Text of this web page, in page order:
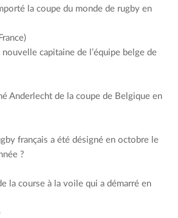
la coupe du monde de rugby en
capitaine de l’équipe belge de
Anderlecht de la coupe de Belgique en
français a été désigné en octobre le
?
la course à la voile qui a démarré en